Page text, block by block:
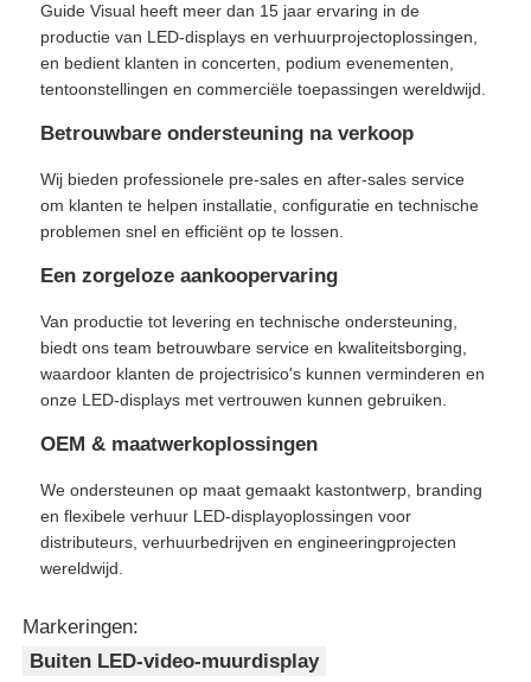
Guide Visual heeft meer dan 15 jaar ervaring in de
productie van LED-displays en verhuurprojectoplossingen,
en bedient klanten in concerten, podium evenementen,
tentoonstellingen en commerciële toepassingen wereldwijd.
Betrouwbare ondersteuning na verkoop
Wij bieden professionele pre-sales en after-sales service
om klanten te helpen installatie, configuratie en technische
problemen snel en efficiënt op te lossen.
Een zorgeloze aankoopervaring
Van productie tot levering en technische ondersteuning,
biedt ons team betrouwbare service en kwaliteitsborging,
waardoor klanten de projectrisico's kunnen verminderen en
onze LED-displays met vertrouwen kunnen gebruiken.
OEM & maatwerkoplossingen
We ondersteunen op maat gemaakt kastontwerp, branding
en flexibele verhuur LED-displayoplossingen voor
distributeurs, verhuurbedrijven en engineeringprojecten
wereldwijd.
Markeringen:
Buiten LED-video-muurdisplay